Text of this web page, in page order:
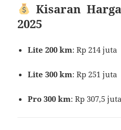
Kisaran
2025
Lite 200 km: Rp 214 juta
Lite 300 km: Rp 251 juta
Pro 300 km: Rp 307,5 juta